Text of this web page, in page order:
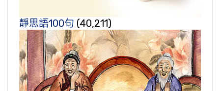
靜思語100句 (40,211)